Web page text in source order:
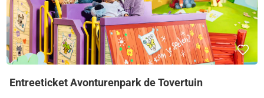
Entreeticket Avonturenpark de Tovertuin